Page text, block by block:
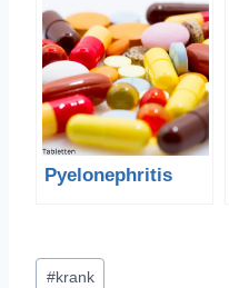
Pyelonephritis
Schlagworte:
#krank